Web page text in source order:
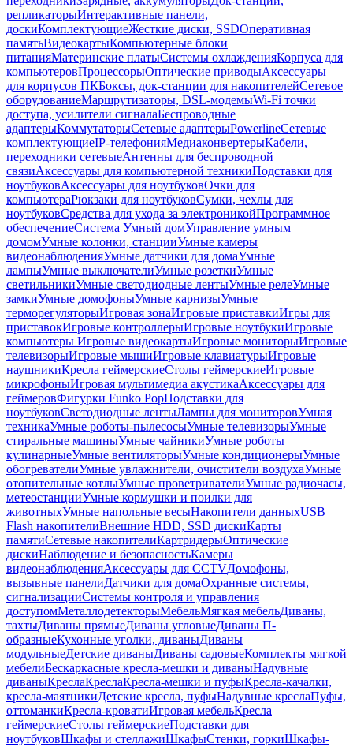
репликаторыИнтерактивные панели,
доскиКомплектующиеЖесткие диски, SSDОперативная
памятьВидеокартыКомпьютерные блоки
питанияМатеринские платыСистемы охлажденияКорпуса для
компьютеровПроцессорыОптические приводыАксессуары
для корпусов ПКБоксы, док-станции для накопителейСетевое
оборудованиеМаршрутизаторы, DSL-модемыWi-Fi точки
доступа, усилители сигналаБеспроводные
адаптерыКоммутаторыСетевые адаптерыPowerlineСетевые
комплектующиеIP-телефонияМедиаконвертерыКабели,
переходники сетевыеАнтенны для беспроводной
связиАксессуары для компьютерной техникиПодставки для
ноутбуковАксессуары для ноутбуковОчки для
компьютераРюкзаки для ноутбуковСумки, чехлы для
ноутбуковСредства для ухода за электроникойПрограммное
обеспечениеСистема Умный домУправление умным
домомУмные колонки, станцииУмные камеры
видеонаблюденияУмные датчики для домаУмные
лампыУмные выключателиУмные розеткиУмные
светильникиУмные светодиодные лентыУмные релеУмные
замкиУмные домофоныУмные карнизыУмные
терморегуляторыИгровая зонаИгровые приставкиИгры для
приставокИгровые контроллерыИгровые ноутбукиИгровые
компьютеры Игровые видеокартыИгровые мониторыИгровые
телевизорыИгровые мышиИгровые клавиатурыИгровые
наушникиКресла геймерскиеСтолы геймерскиеИгровые
микрофоныИгровая мультимедиа акустикаАксессуары для
геймеровФигурки Funko PopПодставки для
ноутбуковСветодиодные лентыЛампы для мониторовУмная
техникаУмные роботы-пылесосыУмные телевизорыУмные
стиральные машиныУмные чайникиУмные роботы
кулинарныеУмные вентиляторыУмные кондиционерыУмные
обогревателиУмные увлажнители, очистители воздухаУмные
отопительные котлыУмные проветривателиУмные радиочасы,
метеостанцииУмные кормушки и поилки для
животныхУмные напольные весыНакопители данныхUSB
Flash накопителиВнешние HDD, SSD дискиКарты
памятиСетевые накопителиКартридерыОптические
дискиНаблюдение и безопасностьКамеры
видеонаблюденияАксессуары для CCTVДомофоны,
вызывные панелиДатчики для домаОхранные системы,
сигнализацииСистемы контроля и управления
доступомМеталлодетекторыМебельМягкая мебельДиваны,
тахтыДиваны прямыеДиваны угловыеДиваны П-
образныеКухонные уголки, диваныДиваны
модульныеДетские диваныДиваны садовыеКомплекты мягкой
мебелиБескаркасные кресла-мешки и диваныНадувные
диваныКреслаКреслаКресла-мешки и пуфыКресла-качалки,
кресла-маятникиДетские кресла, пуфыНадувные креслаПуфы,
оттоманкиКресла-кроватиИгровая мебельКресла
геймерскиеСтолы геймерскиеПодставки для
ноутбуковШкафы и стеллажиШкафыСтенки, горкиШкафы-